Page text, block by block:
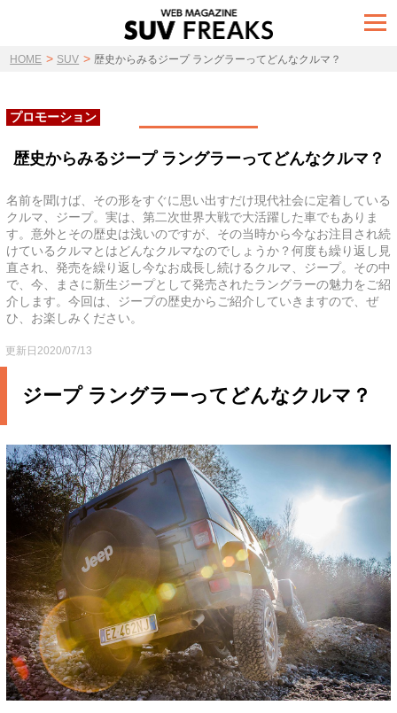
t
o
g
a
o
n
HOME > SUV > 歴史からみるジープ ラングラーってどんなクルマ？
プロモーション
歴史からみるジープ ラングラーってどんなクルマ？
名前を聞けば、その形をすぐに思い出すだけ現代社会に定着している
クルマ、ジープ。実は、第二次世界大戦で大活躍した車でもありま
す。意外とその歴史は浅いのですが、その当時から今なお注目され続
けているクルマとはどんなクルマなのでしょうか？何度も繰り返し見
直され、発売を繰り返し今なお成長し続けるクルマ、ジープ。その中
で、今、まさに新生ジープとして発売されたラングラーの魅力をご紹
介します。今回は、ジープの歴史からご紹介していきますので、ぜ
ひ、お楽しみください。
更新日2020/07/13
ジープ ラングラーってどんなクルマ？